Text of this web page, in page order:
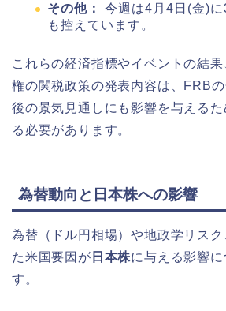
その他：
今週は4月4日(金)
も控えています。
これらの経済指標やイベントの結
権の関税政策の発表内容は、FRB
後の景気見通しにも影響を与える
る必要があります。
為替動向と日本株への影響
為替（ドル円相場）や地政学リス
た米国要因が 日本株に与える影響
す。